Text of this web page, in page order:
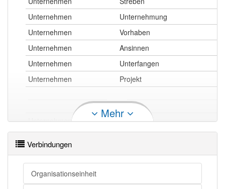
Unternehmen
Unternehmung
Unternehmen
Vorhaben
Unternehmen
Ansinnen
Unternehmen
Unterfangen
Unternehmen
Projekt
Unternehmen
Fa.
Unternehmen
Mehr
Verbindungen
Organisationseinheit